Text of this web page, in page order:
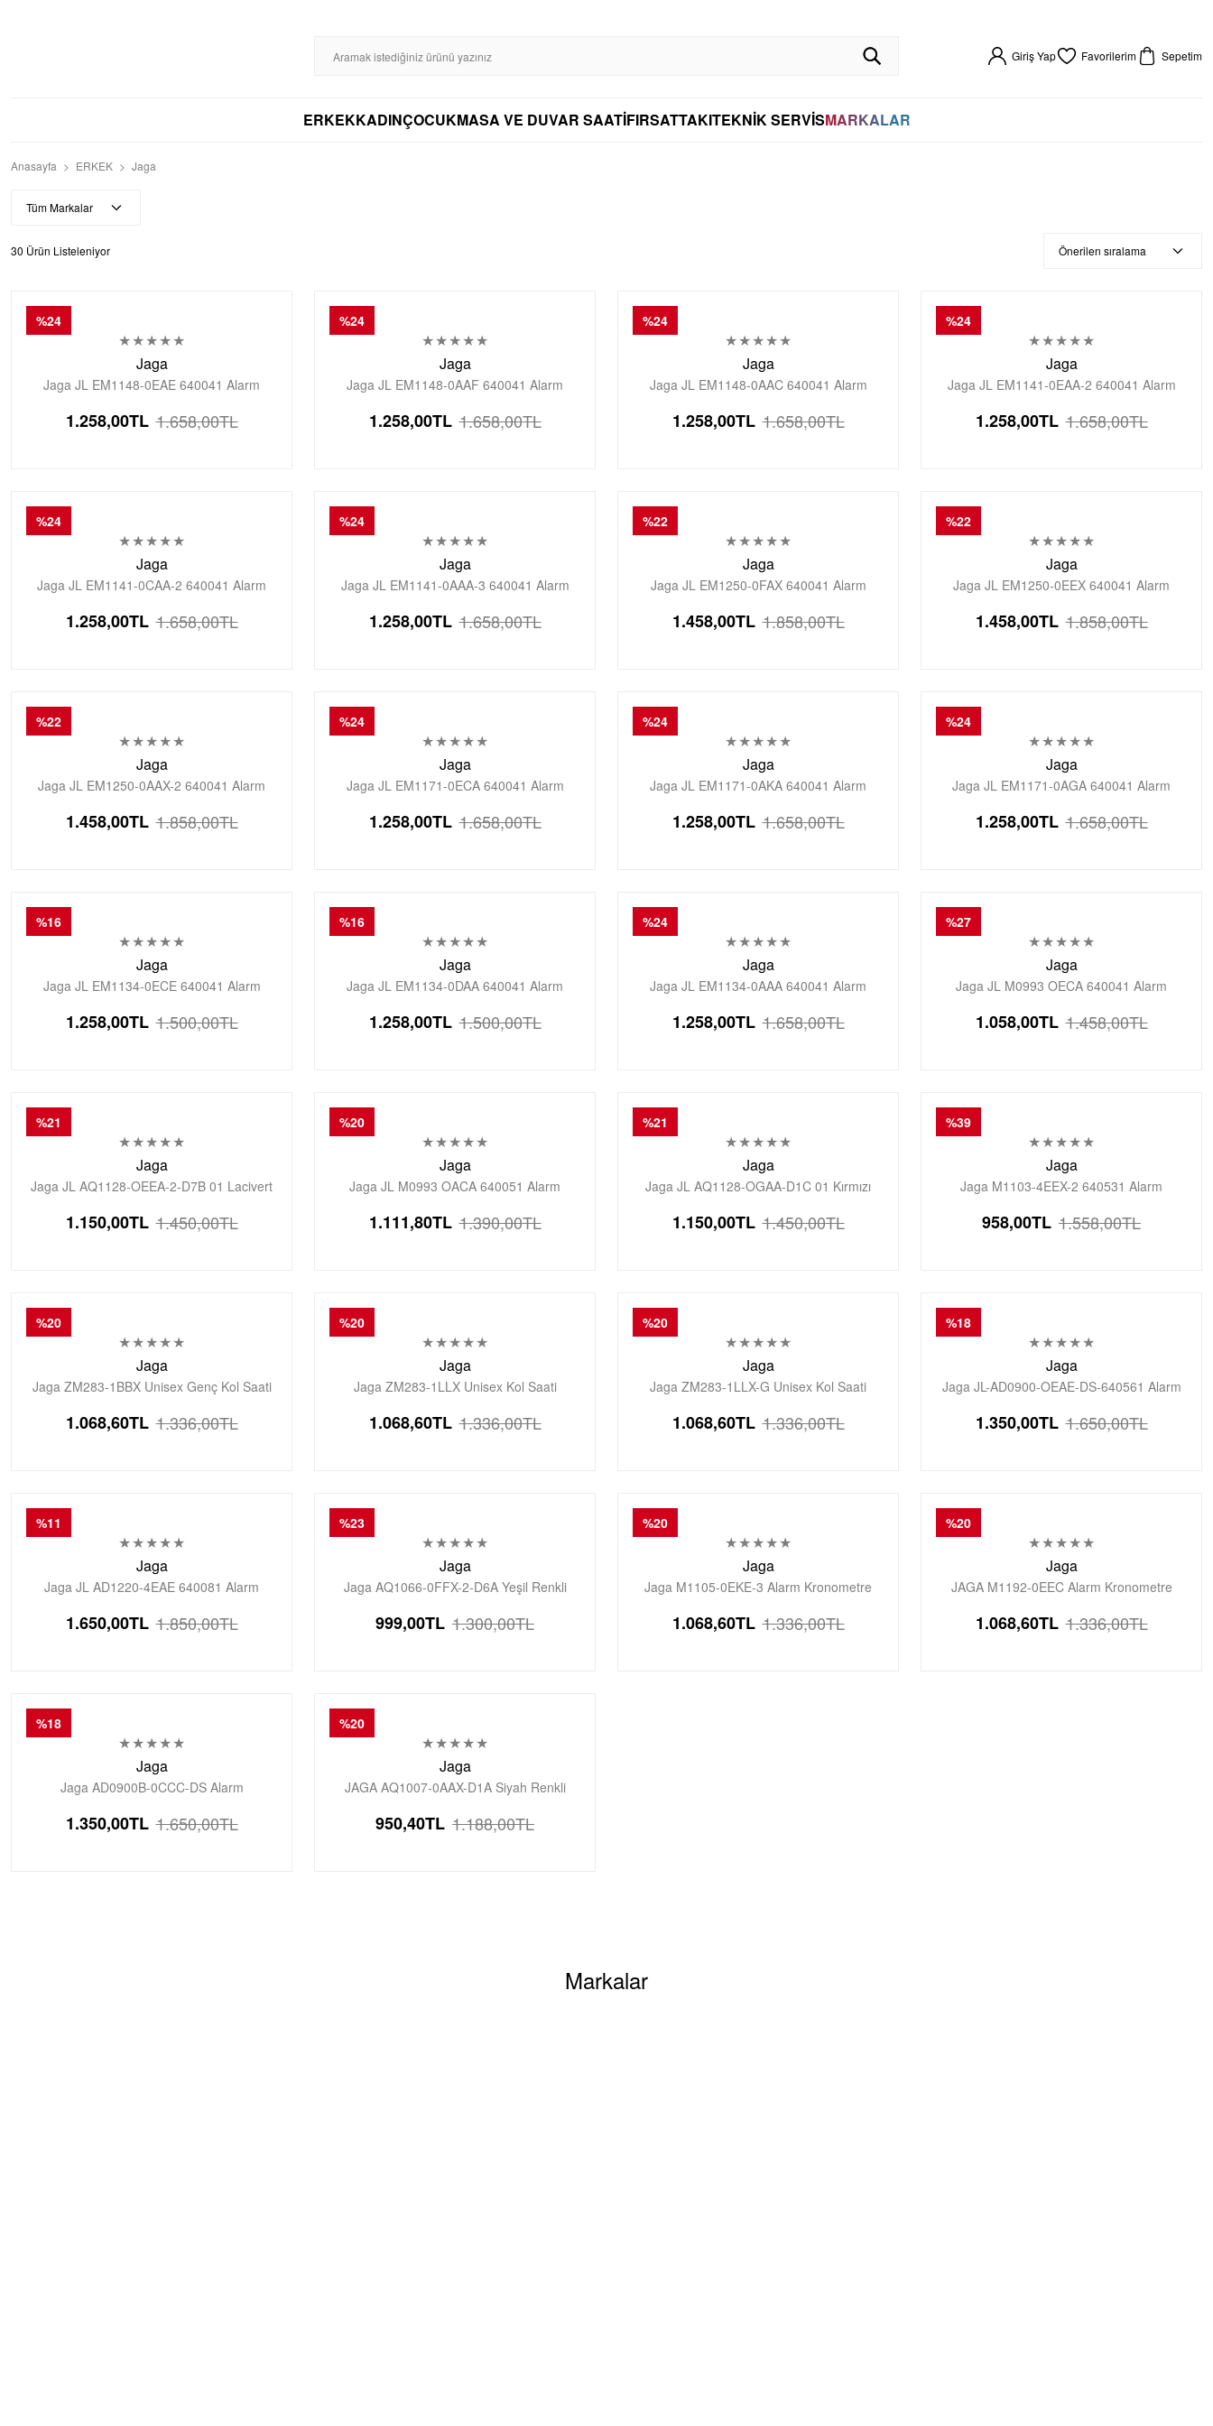
Giriş Yap
Favorilerim Sepetim
ERKEKKADINÇOCUKMASA VE DUVAR SAATİFIRSATTAKITEKNİK SERVİSMARKALAR
Anasayfa ERKEK Jaga
Tüm Markalar
30 Ürün Listeleniyor
%24
Jaga
Jaga JL EM1148-0EAE 640041 Alarm
Saati
1.258,00TL 1.658,00TL
%24
Jaga
Jaga JL EM1148-0AAF 640041 Alarm
Saati
1.258,00TL 1.658,00TL
%24
Jaga
Jaga JL EM1148-0AAC 640041 Alarm
Saati
1.258,00TL 1.658,00TL
%24
Jaga
Jaga JL EM1141-0EAA-2 640041 Alarm
Saati
1.258,00TL 1.658,00TL
%24
Jaga
Jaga JL EM1141-0CAA-2 640041 Alarm
Saati
1.258,00TL 1.658,00TL
%24
Jaga
Jaga JL EM1141-0AAA-3 640041 Alarm
Saati
1.258,00TL 1.658,00TL
%22
Jaga
Jaga JL EM1250-0FAX 640041 Alarm
Saati
1.458,00TL 1.858,00TL
%22
Jaga
Jaga JL EM1250-0EEX 640041 Alarm
Saati
1.458,00TL 1.858,00TL
%22
Jaga
Jaga JL EM1250-0AAX-2 640041 Alarm
Saati
1.458,00TL 1.858,00TL
%24
Jaga
Jaga JL EM1171-0ECA 640041 Alarm
Saati
1.258,00TL 1.658,00TL
%24
Jaga
Jaga JL EM1171-0AKA 640041 Alarm
Saati
1.258,00TL 1.658,00TL
%24
Jaga
Jaga JL EM1171-0AGA 640041 Alarm
Saati
1.258,00TL 1.658,00TL
%16
Jaga
Jaga JL EM1134-0ECE 640041 Alarm
Saati
1.258,00TL 1.500,00TL
%16
Jaga
Jaga JL EM1134-0DAA 640041 Alarm
Saati
1.258,00TL 1.500,00TL
%24
Jaga
Jaga JL EM1134-0AAA 640041 Alarm
Saati
1.258,00TL 1.658,00TL
%27
Jaga
Jaga JL M0993 OECA 640041 Alarm
Saati
1.058,00TL 1.458,00TL
%21
Jaga
Jaga JL AQ1128-OEEA-2-D7B 01 Lacivert
1.150,00TL 1.450,00TL
%20
Jaga
Jaga JL M0993 OACA 640051 Alarm
Saati
1.111,80TL 1.390,00TL
%21
Jaga
Jaga JL AQ1128-OGAA-D1C 01 Kırmızı
Saati
1.150,00TL 1.450,00TL
%39
Jaga
Jaga M1103-4EEX-2 640531 Alarm
Saati
958,00TL 1.558,00TL
%20
Jaga
Jaga ZM283-1BBX Unisex Genç Kol Saati
1.068,60TL 1.336,00TL
%20
Jaga
Jaga ZM283-1LLX Unisex Kol Saati
1.068,60TL 1.336,00TL
%20
Jaga
Jaga ZM283-1LLX-G Unisex Kol Saati
1.068,60TL 1.336,00TL
%18
Jaga
Jaga JL-AD0900-OEAE-DS-640561 Alarm
Saati
1.350,00TL 1.650,00TL
%11
Jaga
Jaga JL AD1220-4EAE 640081 Alarm
1.650,00TL 1.850,00TL
%23
Jaga
Jaga AQ1066-0FFX-2-D6A Yeşil Renkli
999,00TL 1.300,00TL
%20
Jaga
Jaga M1105-0EKE-3 Alarm Kronometre
1.068,60TL 1.336,00TL
%20
Jaga
JAGA M1192-0EEC Alarm Kronometre
1.068,60TL 1.336,00TL
%18
Jaga
Jaga AD0900B-0CCC-DS Alarm
Kol Saati
1.350,00TL 1.650,00TL
%20
Jaga
JAGA AQ1007-0AAX-D1A Siyah Renkli
950,40TL 1.188,00TL
Markalar